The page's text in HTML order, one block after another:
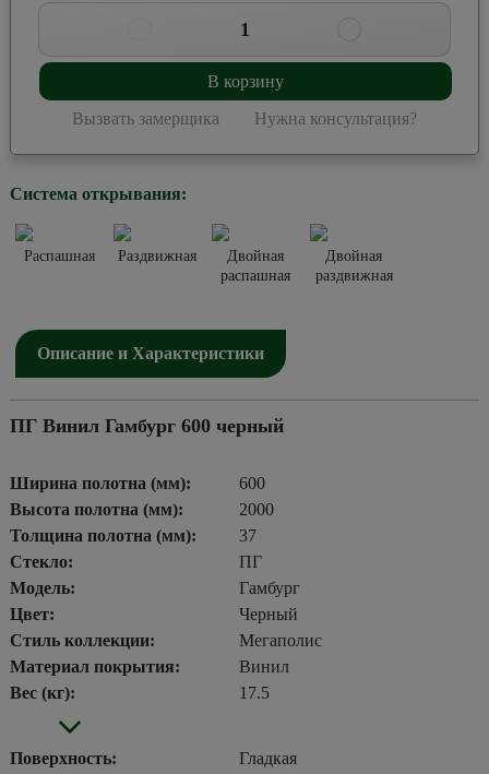
1
В корзину
Вызвать замерщика Нужна консультация?
Система открывания:
Распашная Раздвижная
Двойная
распашная
Двойная
раздвижная
Описание и Характеристики
ПГ Винил Гамбург 600 черный
Ширина полотна (мм):
600
Высота полотна (мм):
2000
Толщина полотна (мм):
37
Стекло:
ПГ
Модель:
Гамбург
Цвет:
Черный
Стиль коллекции:
Мегаполис
Материал покрытия:
Винил
Вес (кг):
17.5
Поверхность:
Гладкая